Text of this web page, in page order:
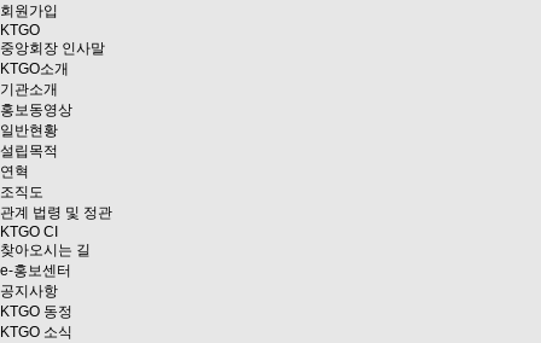
회원가입
KTGO
중앙회장 인사말
KTGO소개
기관소개
홍보동영상
일반현황
설립목적
연혁
조직도
관계 법령 및 정관
KTGO CI
찾아오시는 길
e-홍보센터
공지사항
KTGO 동정
KTGO 소식